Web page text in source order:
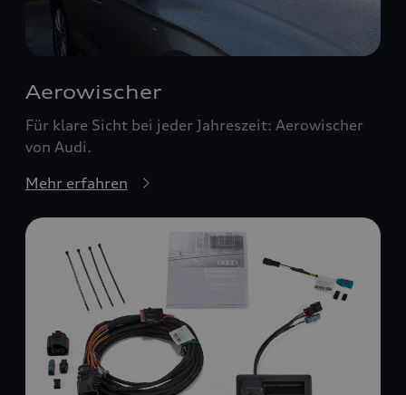
Aerowischer
Für klare Sicht bei jeder Jahreszeit: Aerowischer
von Audi.
Mehr erfahren